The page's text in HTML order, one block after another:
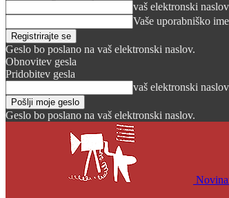
vaš elektronski naslov
Vaše uporabniško ime
Geslo bo poslano na vaš elektronski naslov.
Obnovitev gesla
Pridobitev gesla
vaš elektronski naslov
Geslo bo poslano na vaš elektronski naslov.